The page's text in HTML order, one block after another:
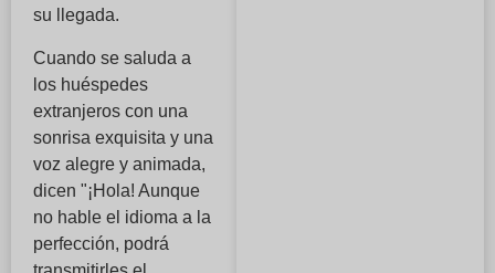
su llegada.
Cuando se saluda a
los huéspedes
extranjeros con una
sonrisa exquisita y una
voz alegre y animada,
dicen "¡Hola! Aunque
no hable el idioma a la
perfección, podrá